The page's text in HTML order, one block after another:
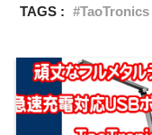
TAGS :
TaoTronics